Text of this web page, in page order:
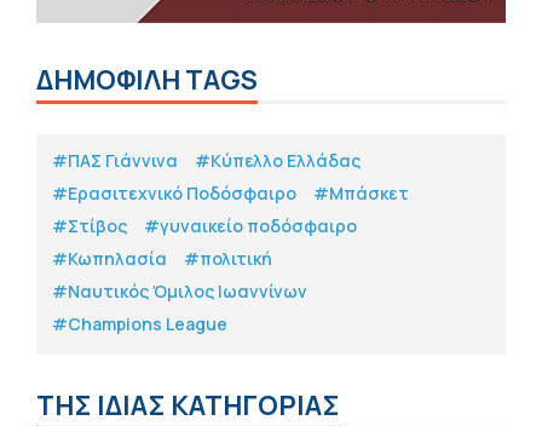
ΔΗΜΟΦΙΛΗ TAGS
#ΠΑΣ Γιάννινα
#Κύπελλο Ελλάδας
#Eρασιτεχνικό Ποδόσφαιρο
#Μπάσκετ
#Στίβος
#γυναικείο ποδόσφαιρο
#Κωπηλασία
#πολιτική
#Ναυτικός Όμιλος Ιωαννίνων
#Champions League
ΤΗΣ ΙΔΙΑΣ ΚΑΤΗΓΟΡΙΑΣ